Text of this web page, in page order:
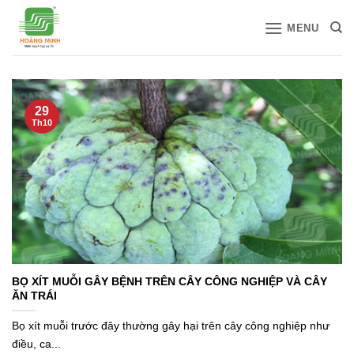
qua
MENU
BỌ XÍT MUỖI GÂY BỆNH TRÊN CÂY CÔNG NGHIỆP VÀ CÂY
ĂN TRÁI
Bọ xít muỗi trước đây thường gây hại trên cây công nghiệp như
điều, ca...
29
Th10